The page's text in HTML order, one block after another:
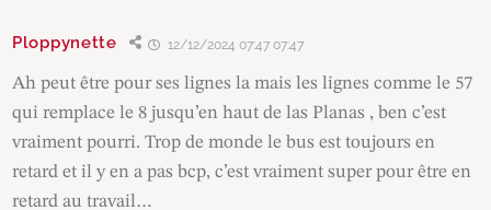
Ploppynette 12/12/2024 07:47 07:47
Ah peut être pour ses lignes la mais les lignes comme le 57
qui remplace le 8 jusqu’en haut de las Planas , ben c’est
vraiment pourri. Trop de monde le bus est toujours en
retard et il y en a pas bcp, c’est vraiment super pour être en
retard au travail…